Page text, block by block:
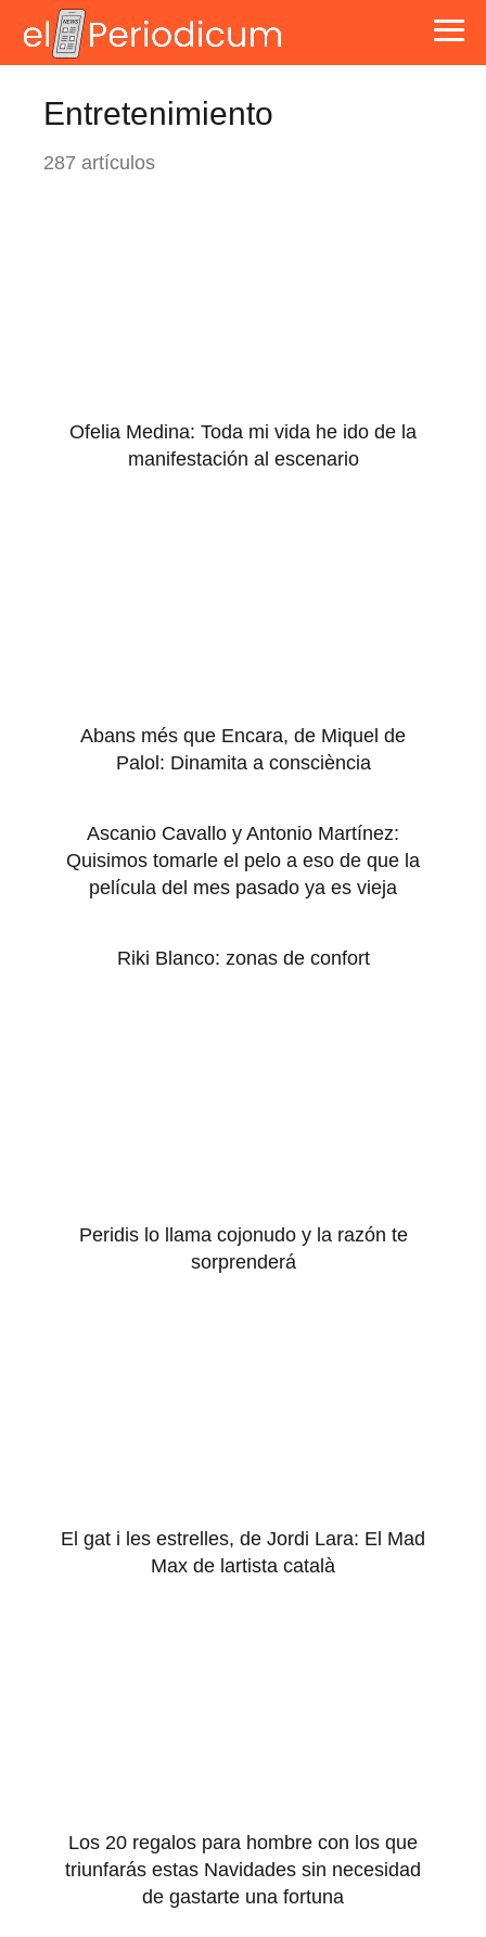
Entretenimiento
287 artículos
Ofelia Medina: Toda mi vida he ido de la
manifestación al escenario
Abans més que Encara, de Miquel de
Palol: Dinamita a consciència
Ascanio Cavallo y Antonio Martínez:
Quisimos tomarle el pelo a eso de que la
película del mes pasado ya es vieja
Riki Blanco: zonas de confort
Peridis lo llama cojonudo y la razón te
sorprenderá
El gat i les estrelles, de Jordi Lara: El Mad
Max de lartista català
Los 20 regalos para hombre con los que
triunfarás estas Navidades sin necesidad
de gastarte una fortuna